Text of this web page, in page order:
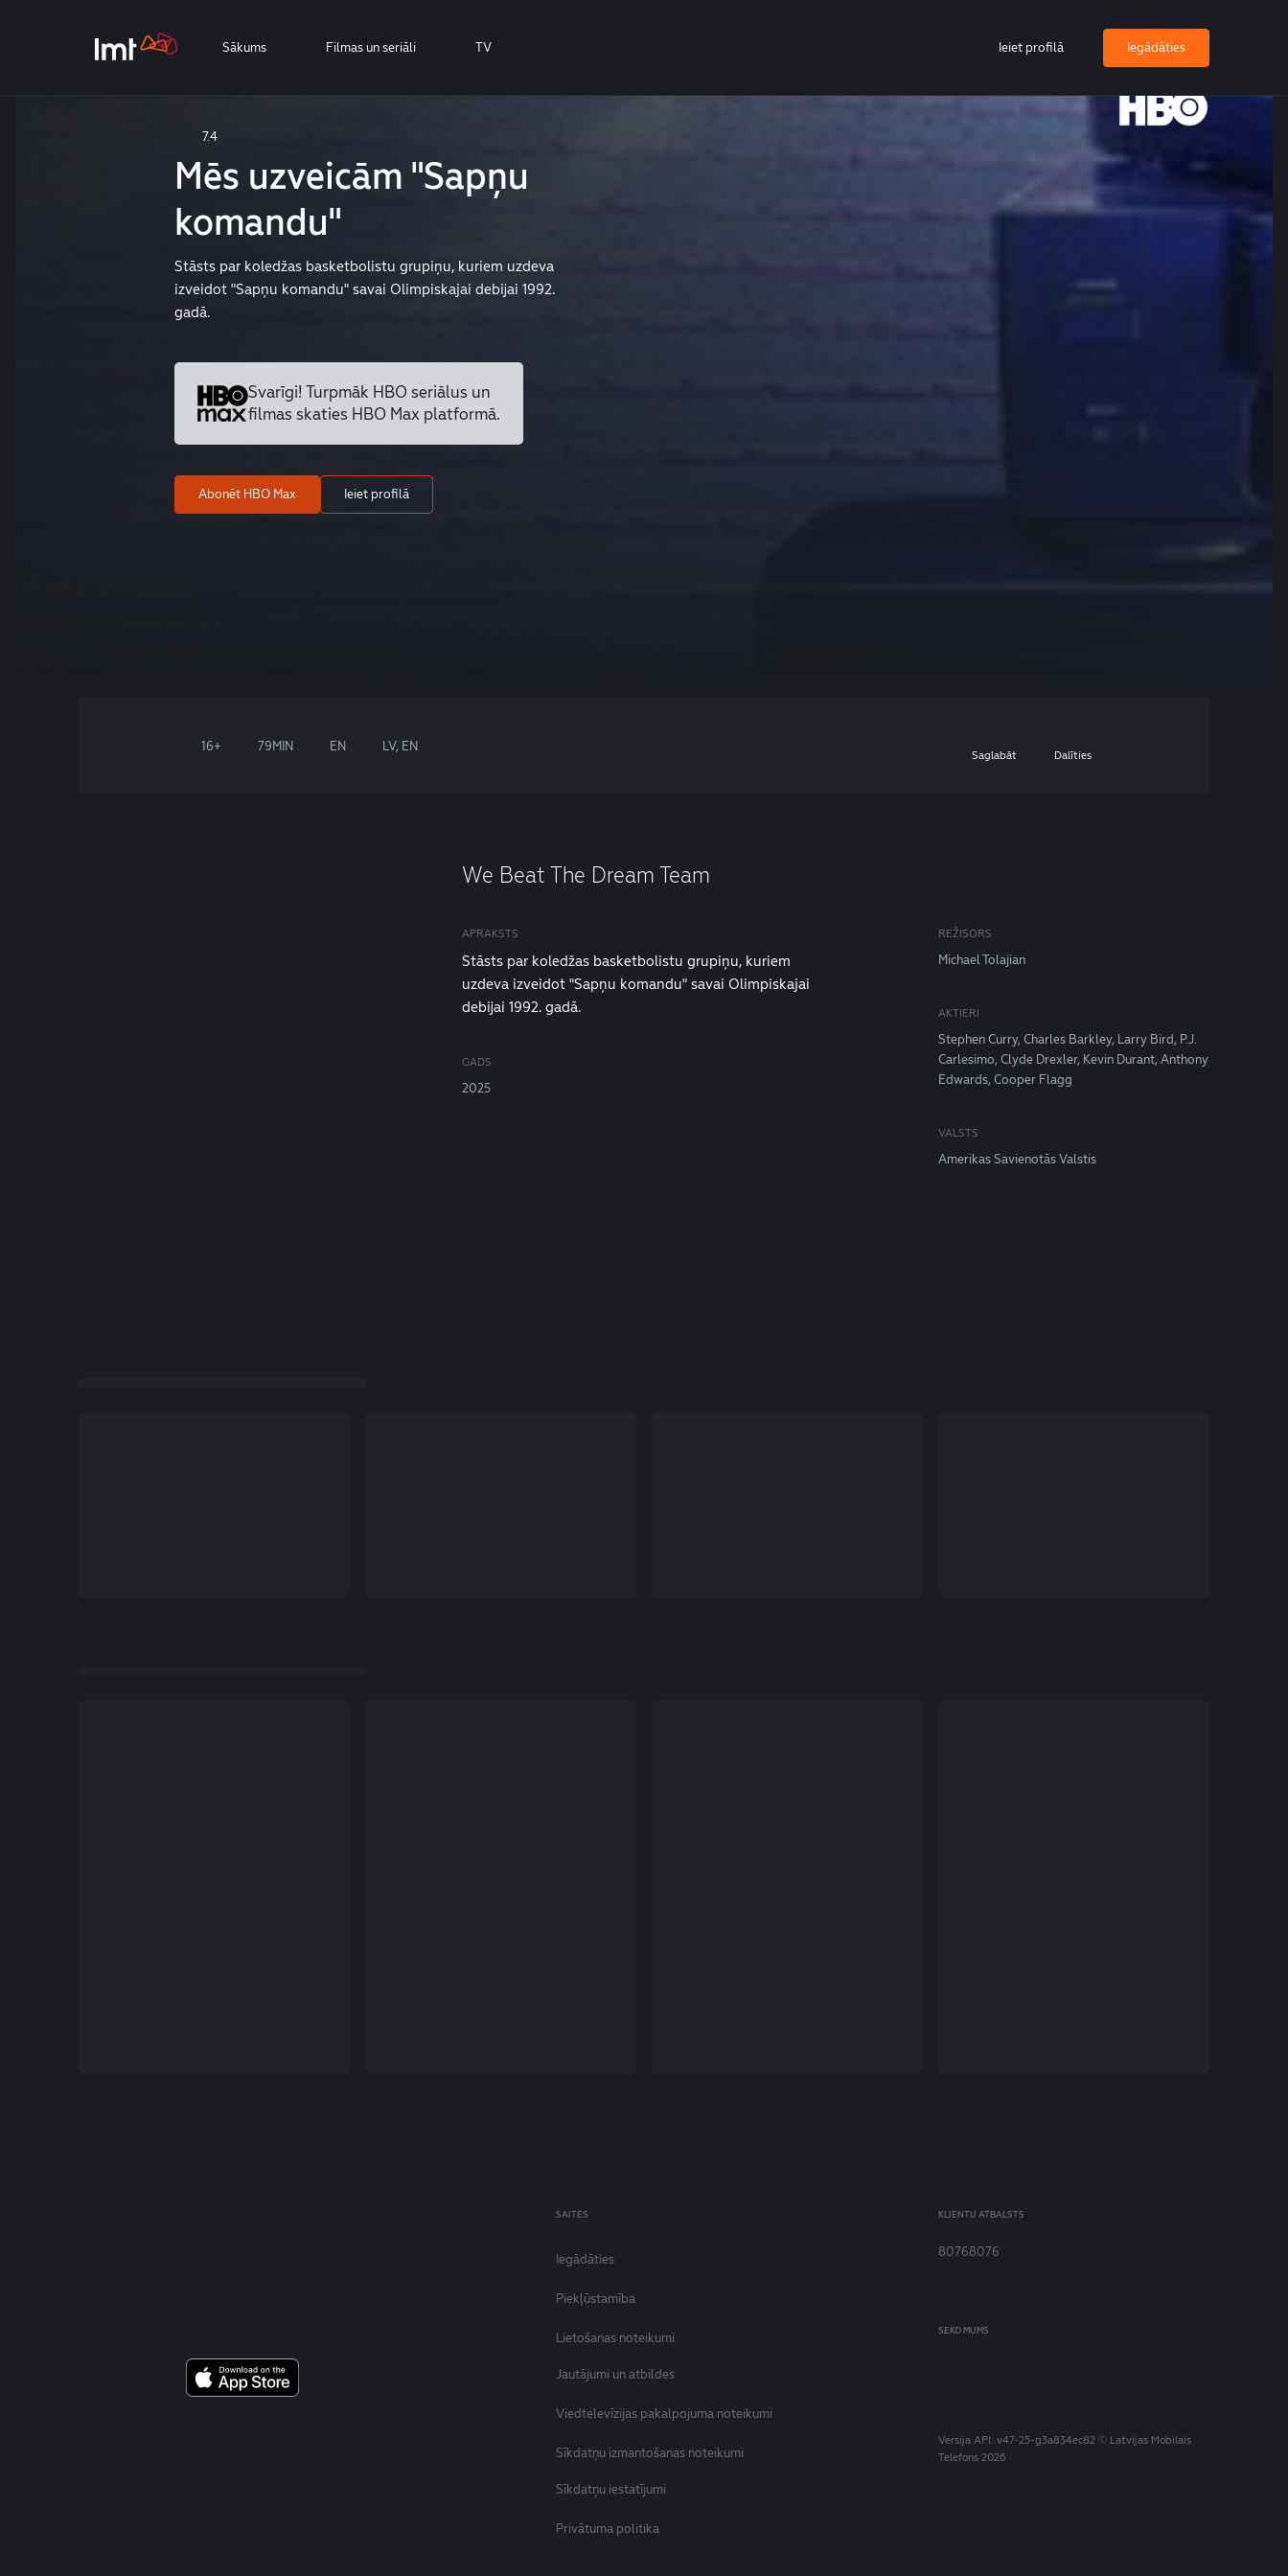
Sākums Filmas un seriāli TV Ieiet profilā Iegādāties
7.4
Mēs uzveicām "Sapņu
komandu"
Stāsts par koledžas basketbolistu grupiņu, kuriem uzdeva
izveidot "Sapņu komandu" savai Olimpiskajai debijai 1992.
gadā.
Svarīgi! Turpmāk HBO seriālus un
filmas skaties HBO Max platformā.
Abonēt HBO Max Ieiet profilā
16+ 79MIN EN LV, EN
Saglabāt Dalīties
We Beat The Dream Team
APRAKSTS
Stāsts par koledžas basketbolistu grupiņu, kuriem
uzdeva izveidot "Sapņu komandu" savai Olimpiskajai
debijai 1992. gadā.
GADS
2025
REŽISORS
Michael Tolajian
AKTIERI
Stephen Curry, Charles Barkley, Larry Bird, P.J.
Carlesimo, Clyde Drexler, Kevin Durant, Anthony
Edwards, Cooper Flagg
VALSTS
Amerikas Savienotās Valstis
SAITES
Iegādāties
Piekļūstamība
Lietošanas noteikumi
Jautājumi un atbildes
Viedtelevīzijas pakalpojuma noteikumi
Sīkdatņu izmantošanas noteikumi
Sīkdatņu iestatījumi
Privātuma politika
KLIENTU ATBALSTS
80768076
SEKO MUMS
Versija API: v47-25-g3a834ec82© Latvijas Mobilais
Telefons 2026